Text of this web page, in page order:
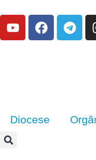
Diocese